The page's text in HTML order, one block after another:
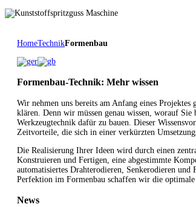
HomeTechnikFormenbau
Formenbau-Technik: Mehr wissen
Wir nehmen uns bereits am Anfang eines
klären. Denn wir müssen genau wissen, worauf
Werkzeugtechnik dafür zu bauen. Dieser
Zeitvorteile, die sich in einer verkürzten
Die Realisierung Ihrer Ideen wird durch einen
Konstruieren und Fertigen, eine abgestimmte
automatisiertes Drahterodieren, Senkerodieren
Perfektion im Formenbau schaffen wir die
News